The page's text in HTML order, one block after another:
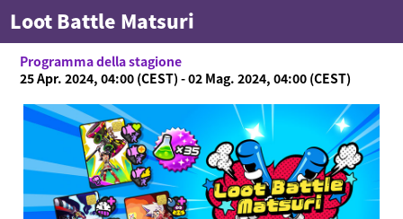
Video
Informazioni sul prodotto
Loot Battle Matsuri
Programma della stagione
25 Apr. 2024, 04:00 (CEST) - 02 Mag. 2024, 04:00 (CEST)